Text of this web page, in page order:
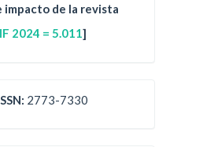
impacto de la revista
2024 = 5.011]
2773-7330